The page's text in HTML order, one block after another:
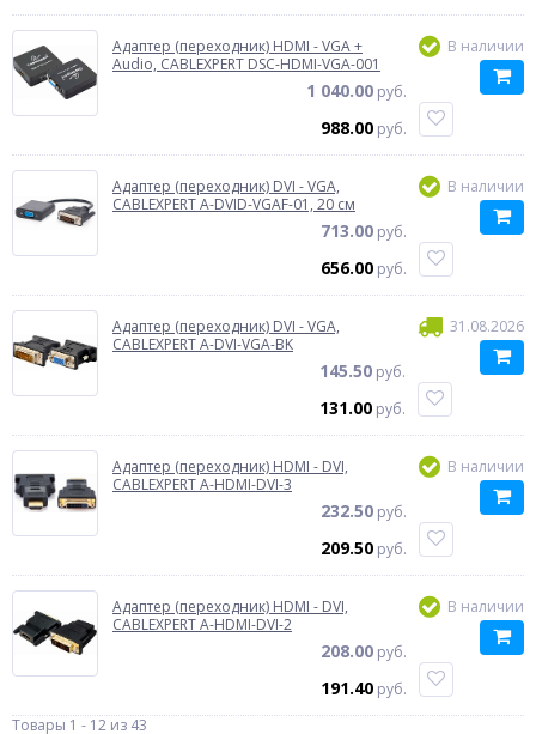
Адаптер (переходник) HDMI - VGA +
Audio, CABLEXPERT DSC-HDMI-VGA-001
1 040.00 руб.
988.00 руб.
В наличии
Адаптер (переходник) DVI - VGA,
CABLEXPERT A-DVID-VGAF-01, 20 см
713.00 руб.
656.00 руб.
В наличии
Адаптер (переходник) DVI - VGA,
CABLEXPERT A-DVI-VGA-BK
145.50 руб.
131.00 руб.
31.08.2026
Адаптер (переходник) HDMI - DVI,
CABLEXPERT A-HDMI-DVI-3
232.50 руб.
209.50 руб.
В наличии
Адаптер (переходник) HDMI - DVI,
CABLEXPERT A-HDMI-DVI-2
208.00 руб.
191.40 руб.
В наличии
Товары 1 - 12 из 43